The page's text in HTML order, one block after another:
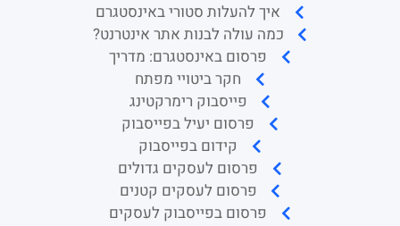
איך להעלות סטורי באינסטגרם
כמה עולה לבנות אתר אינטרנט?
פרסום באינסטגרם: מדריך
חקר ביטויי מפתח
פייסבוק רימרקטינג
פרסום יעיל בפייסבוק
קידום בפייסבוק
פרסום לעסקים גדולים
פרסום לעסקים קטנים
פרסום בפייסבוק לעסקים